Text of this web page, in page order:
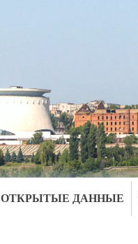
ОТКРЫТЫЕ ДАННЫЕ